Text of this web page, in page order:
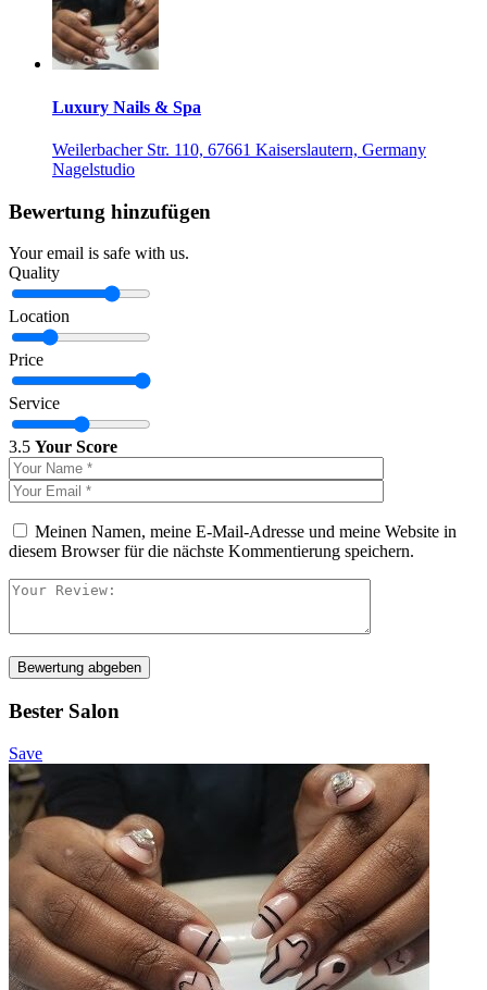
Luxury Nails & Spa
Weilerbacher Str. 110, 67661 Kaiserslautern, Germany
Nagelstudio
Bewertung hinzufügen
Your email is safe with us.
Quality
Location
Price
Service
3.5 Your Score
Meinen Namen, meine E-Mail-Adresse und meine Website in
diesem Browser für die nächste Kommentierung speichern.
Bewertung abgeben
Bester Salon
Save